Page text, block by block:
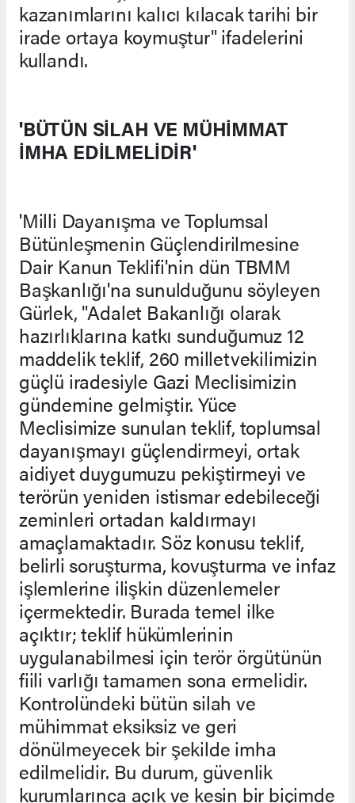
kazanımlarını kalıcı kılacak tarihi bir
irade ortaya koymuştur" ifadelerini
kullandı.
'BÜTÜN SİLAH VE MÜHİMMAT
İMHA EDİLMELİDİR'
'Milli Dayanışma ve Toplumsal
Bütünleşmenin Güçlendirilmesine
Dair Kanun Teklifi'nin dün TBMM
Başkanlığı'na sunulduğunu söyleyen
Gürlek, "Adalet Bakanlığı olarak
hazırlıklarına katkı sunduğumuz 12
maddelik teklif, 260 milletvekilimizin
güçlü iradesiyle Gazi Meclisimizin
gündemine gelmiştir. Yüce
Meclisimize sunulan teklif, toplumsal
dayanışmayı güçlendirmeyi, ortak
aidiyet duygumuzu pekiştirmeyi ve
terörün yeniden istismar edebileceği
zeminleri ortadan kaldırmayı
amaçlamaktadır. Söz konusu teklif,
belirli soruşturma, kovuşturma ve infaz
işlemlerine ilişkin düzenlemeler
içermektedir. Burada temel ilke
açıktır; teklif hükümlerinin
uygulanabilmesi için terör örgütünün
fiili varlığı tamamen sona ermelidir.
Kontrolündeki bütün silah ve
mühimmat eksiksiz ve geri
dönülmeyecek bir şekilde imha
edilmelidir. Bu durum, güvenlik
kurumlarınca açık ve kesin bir biçimde